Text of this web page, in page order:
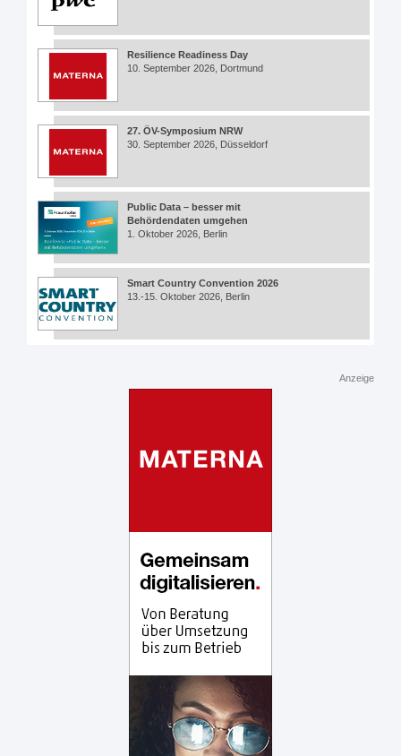
Resilience Readiness Day
10. September 2026, Dortmund
27. ÖV-Symposium NRW
30. September 2026, Düsseldorf
Public Data – besser mit
Behördendaten umgehen
1. Oktober 2026, Berlin
Smart Country Convention 2026
13.-15. Oktober 2026, Berlin
Anzeige